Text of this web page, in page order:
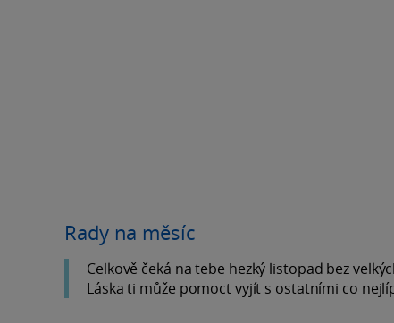
Rady na měsíc
Celkově čeká na tebe hezký listopad bez
Láska ti může pomoct vyjít s ostatními co